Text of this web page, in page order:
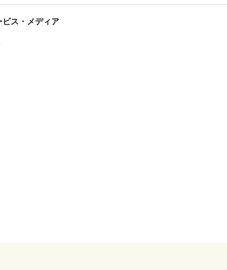
ス・メディア